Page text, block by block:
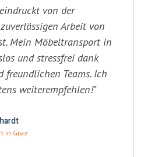
von der
Arbeit von
Mein Möbeltransport in
und stressfrei dank
freundlichen Teams. Ich
weiterempfehlen!"
in Graz